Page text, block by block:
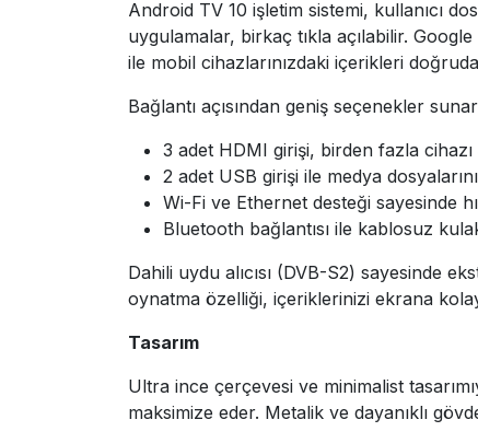
Android TV 10 işletim sistemi, kullanıcı
uygulamalar, birkaç tıkla açılabilir.
ile mobil cihazlarınızdaki içerikleri
Bağlantı açısından geniş seçenekler
3 adet HDMI girişi, birden fazla cihazı
2 adet USB girişi ile medya
Wi-Fi ve Ethernet desteği sayesinde
Bluetooth bağlantısı ile kablosuz
Dahili uydu alıcısı (DVB-S2) sayesinde
oynatma özelliği, içeriklerinizi ekrana
Tasarım
Ultra ince çerçevesi ve minimalist
maksimize eder. Metalik ve dayanıklı